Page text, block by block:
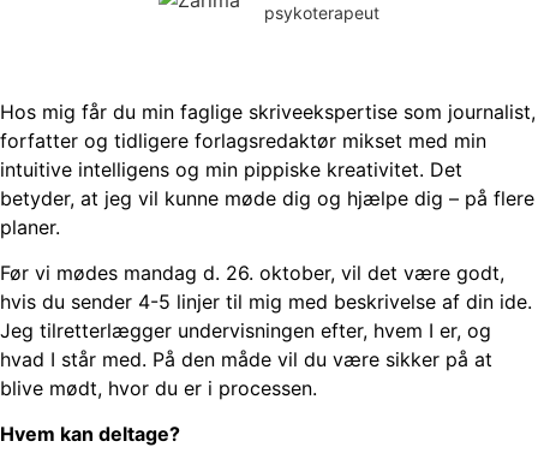
psykoterapeut
Hos mig får du min faglige skriveekspertise som journalist,
forfatter og tidligere forlagsredaktør mikset med min
intuitive intelligens og min pippiske kreativitet. Det
betyder, at jeg vil kunne møde dig og hjælpe dig – på flere
planer.
Før vi mødes mandag d. 26. oktober, vil det være godt,
hvis du sender 4-5 linjer til mig med beskrivelse af din ide.
Jeg tilretterlægger undervisningen efter, hvem I er, og
hvad I står med. På den måde vil du være sikker på at
blive mødt, hvor du er i processen.
Hvem kan deltage?